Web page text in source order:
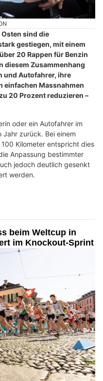
Osten sind die
gestiegen, mit einem
20 Rappen für Benzin
diesem Zusammenhang
und Autofahrer, ihre
einfachen Massnahmen
20 Prozent reduzieren –
oder ein Autofahrer im
Jahr zurück. Bei einem
Kilometer entspricht dies
Anpassung bestimmter
jedoch deutlich gesenkt
werden.
beim Weltcup in
im Knockout-Sprint